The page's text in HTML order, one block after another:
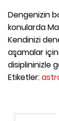
Dengenizin
konularda
Kendinizi
aşamalar
disiplininizle
Etiketler: